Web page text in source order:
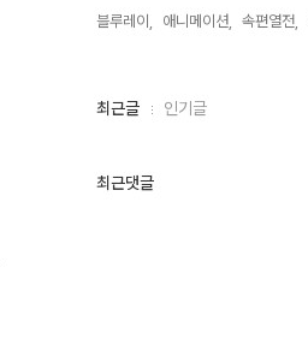
블루레이,
애니메이션, 속편열전,
최
인
최근글 인기글
최근댓글